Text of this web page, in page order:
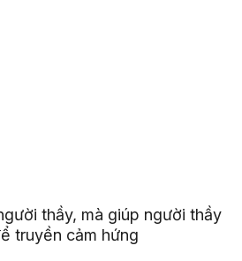
thầy, mà giúp người thầy
truyền cảm hứng